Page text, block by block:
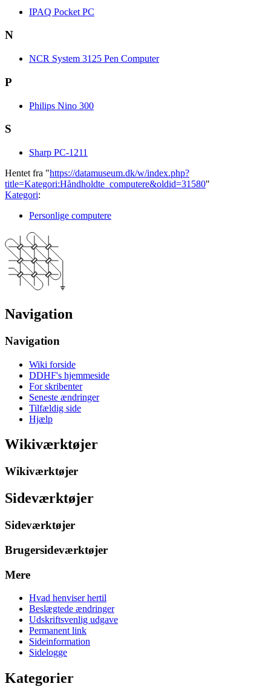
IPAQ Pocket PC
N
NCR System 3125 Pen Computer
P
Philips Nino 300
S
Sharp PC-1211
Hentet fra "https://datamuseum.dk/w/index.php?
title=Kategori:Håndholdte_computere&oldid=31580"
Kategori:
Personlige computere
Navigation
Navigation
Wiki forside
DDHF's hjemmeside
For skribenter
Seneste ændringer
Tilfældig side
Hjælp
Wikiværktøjer
Wikiværktøjer
Sideværktøjer
Sideværktøjer
Brugersideværktøjer
Mere
Hvad henviser hertil
Beslægtede ændringer
Udskriftsvenlig udgave
Permanent link
Sideinformation
Sidelogge
Kategorier